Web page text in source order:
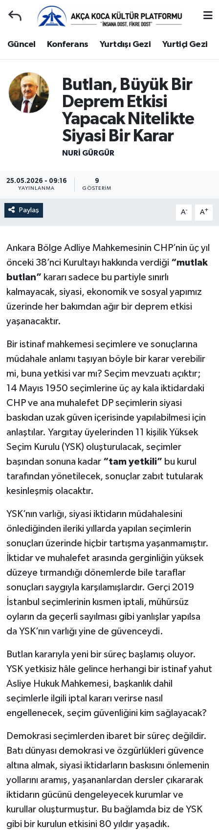
Güncel Konferans Yurtdışı Gezi Yurtiçi Gezi
Butlan, Büyük Bir
Deprem Etkisi
Yapacak Nitelikte
Siyasi Bir Karar
NURI GÜRGÜR
25.05.2026 - 09:16
YAYINLANMA
9
GÖSTERIM
Paylaş A- A+
Ankara Bölge Adliye Mahkemesinin CHP’nin üç yıl
önceki 38’nci Kurultayı hakkında verdiği “mutlak
butlan” kararı sadece bu partiyle sınırlı
kalmayacak, siyasi, ekonomik ve sosyal yapımız
üzerinde her bakımdan ağır bir deprem etkisi
yaşanacaktır.
Bir istinaf mahkemesi seçimlere ve sonuçlarına
müdahale anlamı taşıyan böyle bir karar verebilir
mi, buna yetkisi var mı? Seçim mevzuatı açıktır;
14 Mayıs 1950 seçimlerine üç ay kala iktidardaki
CHP ve ana muhalefet DP seçimlerin siyasi
baskıdan uzak güven içerisinde yapılabilmesi için
anlaştılar. Yargıtay üyelerinden 11 kişilik Yüksek
Seçim Kurulu (YSK) oluşturulacak, seçimler
başından sonuna kadar “tam yetkili” bu kurul
tarafından yönetilecek, sonuçlar zabıt tutularak
kesinleşmiş olacaktır.
YSK’nın varlığı, siyasi iktidarın müdahalesini
önlediğinden ileriki yıllarda yapılan seçimlerin
sonuçları üzerinde hiçbir tartışma yaşanmamıştır.
İktidar ve muhalefet arasında gerginliğin yüksek
düzeye tırmandığı dönemlerde bile taraflar
sonuçları saygıyla karşılamışlardır. Gerçi 2019
İstanbul seçimlerinin kısmen iptali, mühürsüz
oyların da geçerli sayılması gibi yanlışlar yapılsa
da YSK’nın varlığı yine de güvenceydi.
Butlan kararıyla yeni bir süreç başlamış oluyor.
YSK yetkisiz hâle gelince herhangi bir istinaf yahut
Asliye Hukuk Mahkemesi, başkanlık dahil
seçimlerle ilgili iptal kararı verirse nasıl
engellenecek, seçim güvenliğini kim sağlayacak?
Demokrasi seçimlerden ibaret bir süreç değildir.
Batı dünyası demokrasi ve özgürlükleri güvence
altına almak, siyasi iktidarların baskısını önlemenin
yollarını aramış, yaşananlardan dersler çıkararak
iktidarın gücünü dengeleyecek kurumlar ve
kurullar oluşturmuştur. Bu bağlamda biz de YSK
gibi bir kurulun etkisini 80 yıldır yaşadık.
Gençlerle Başbaşa
Güncel
Konferans
Yurtdışı Gezi
Ziyaretler
Hakkımızda
Yüksek İstişare Kurulu
Sanat
Kocaeli Hava Durumu
Kocaeli Namaz Vakitleri
Kocaeli Trafik Yoğunluk Haritası
Süper Lig Puan Durumu ve Fikstür
Son Dakika Haberleri
Haber Arşivi